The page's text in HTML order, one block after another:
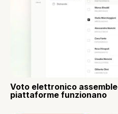
Voto elettronico
piattaforme funzionano